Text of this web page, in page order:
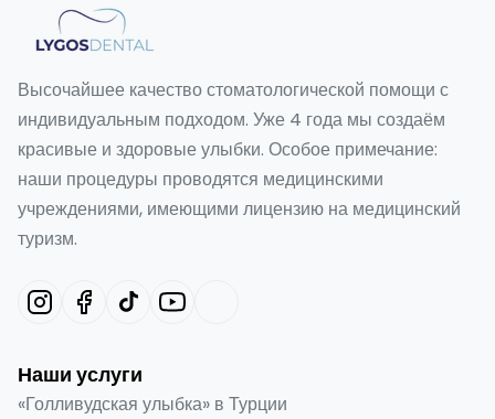
Высочайшее качество стоматологической помощи с
индивидуальным подходом. Уже 4 года мы создаём
красивые и здоровые улыбки. Особое примечание:
наши процедуры проводятся медицинскими
учреждениями, имеющими лицензию на медицинский
туризм.
Наши услуги
«Голливудская улыбка» в Турции